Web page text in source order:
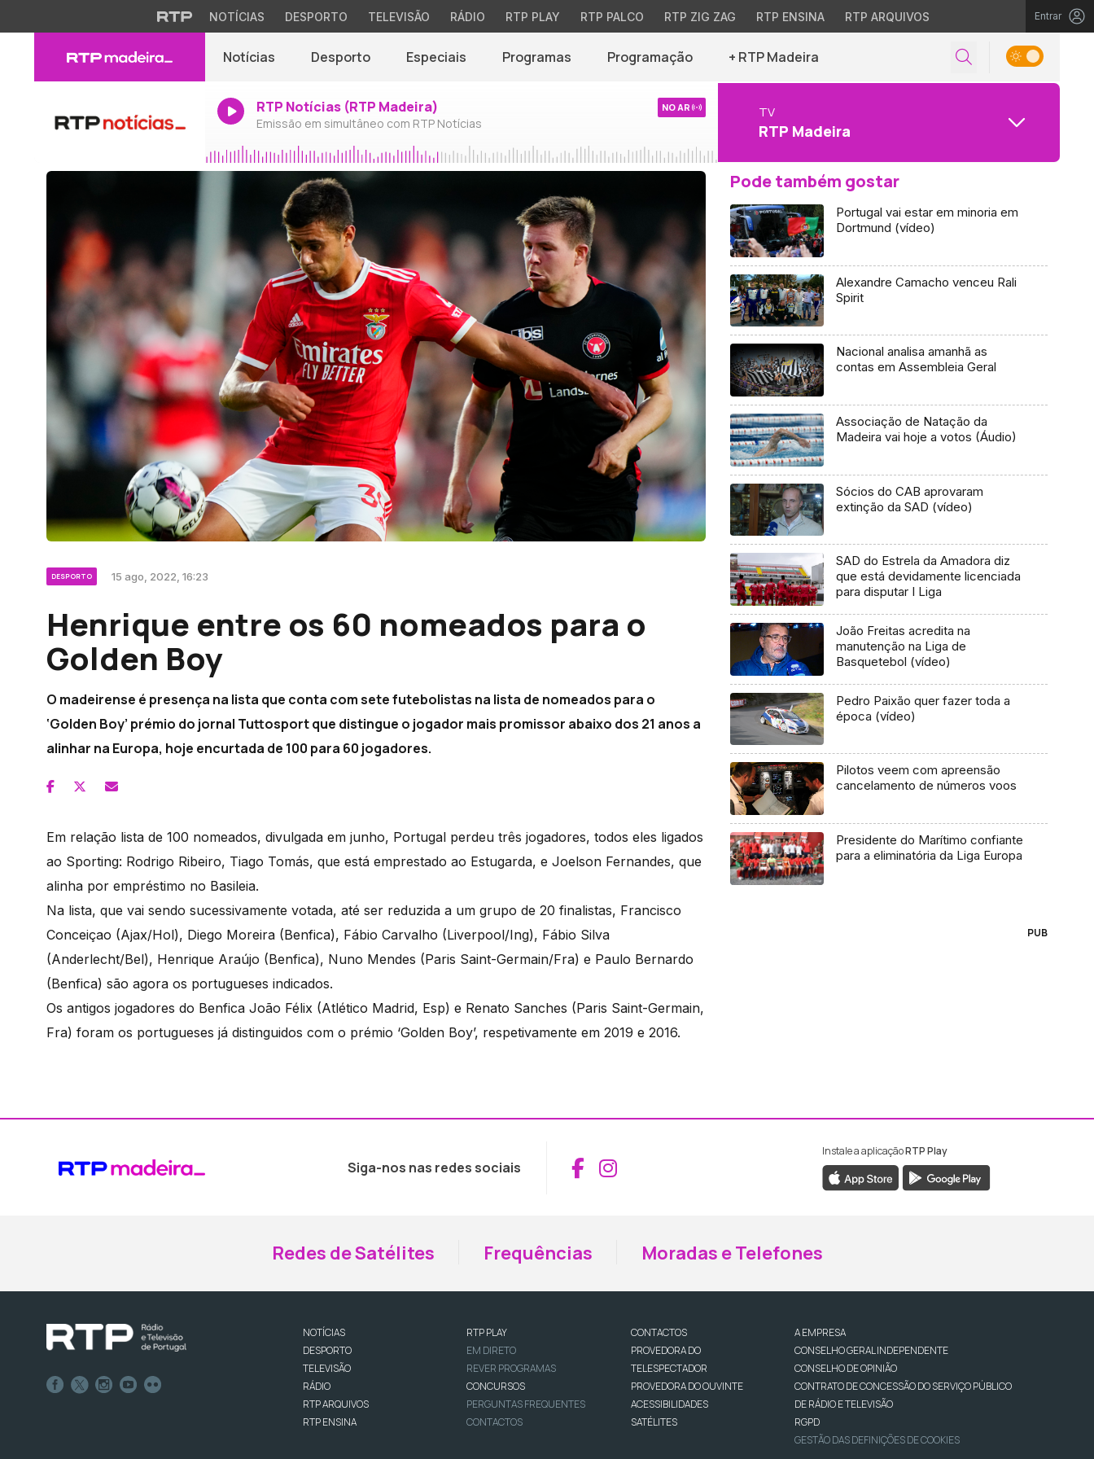
NOTÍCIAS DESPORTO TELEVISÃO RÁDIO RTP PLAY RTP PALCO RTP ZIG ZAG RTP ENSINA RTP ARQUIVOS Entrar
Notícias Desporto Especiais Programas Programação + RTP Madeira
RTP Notícias (RTP Madeira)
Emissão em simultâneo com RTP Notícias
NO AR TV
RTP Madeira
DESPORTO 15 ago, 2022, 16:23
Henrique entre os 60 nomeados para o
Golden Boy
O madeirense é presença na lista que conta com sete futebolistas na lista de nomeados para o
‘Golden Boy’ prémio do jornal Tuttosport que distingue o jogador mais promissor abaixo dos 21 anos a
alinhar na Europa, hoje encurtada de 100 para 60 jogadores.
Em relação lista de 100 nomeados, divulgada em junho, Portugal perdeu três jogadores, todos eles ligados
ao Sporting: Rodrigo Ribeiro, Tiago Tomás, que está emprestado ao Estugarda, e Joelson Fernandes, que
alinha por empréstimo no Basileia.
Na lista, que vai sendo sucessivamente votada, até ser reduzida a um grupo de 20 finalistas, Francisco
Conceiçao (Ajax/Hol), Diego Moreira (Benfica), Fábio Carvalho (Liverpool/Ing), Fábio Silva
(Anderlecht/Bel), Henrique Araújo (Benfica), Nuno Mendes (Paris Saint-Germain/Fra) e Paulo Bernardo
(Benfica) são agora os portugueses indicados.
Os antigos jogadores do Benfica João Félix (Atlético Madrid, Esp) e Renato Sanches (Paris Saint-Germain,
Fra) foram os portugueses já distinguidos com o prémio ‘Golden Boy’, respetivamente em 2019 e 2016.
Pode também gostar
Portugal vai estar em minoria em
Dortmund (vídeo)
Alexandre Camacho venceu Rali
Spirit
Nacional analisa amanhã as
contas em Assembleia Geral
Associação de Natação da
Madeira vai hoje a votos (Áudio)
Sócios do CAB aprovaram
extinção da SAD (vídeo)
SAD do Estrela da Amadora diz
que está devidamente licenciada
para disputar I Liga
João Freitas acredita na
manutenção na Liga de
Basquetebol (vídeo)
Pedro Paixão quer fazer toda a
época (vídeo)
Pilotos veem com apreensão
cancelamento de números voos
Presidente do Marítimo confiante
para a eliminatória da Liga Europa
PUB
Siga-nos nas redes sociais Aceder ao Facebook da RTP Madeira
Aceder ao Instagram da RTP Madeira
Instale a aplicaçãoRTP Play
Redes de Satélites Frequências Moradas e Telefones
NOTÍCIAS
DESPORTO
TELEVISÃO
RÁDIO
RTP ARQUIVOS
RTP ENSINA
RTP PLAY
EM DIRETO
REVER PROGRAMAS
CONCURSOS
PERGUNTAS FREQUENTES
CONTACTOS
CONTACTOS
PROVEDORA DO
TELESPECTADOR
PROVEDORA DO OUVINTE
ACESSIBILIDADES
SATÉLITES
A EMPRESA
CONSELHO GERAL INDEPENDENTE
CONSELHO DE OPINIÃO
CONTRATO DE CONCESSÃO DO SERVIÇO PÚBLICO
DE RÁDIO E TELEVISÃO
RGPD
GESTÃO DAS DEFINIÇÕES DE COOKIES